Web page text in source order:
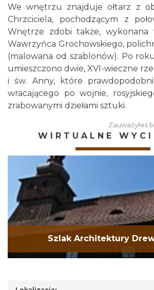
We wnętrzu znajduje ołtarz z
Chrzciciela, pochodzącym z
Wnętrze zdobi także, wykonana
Wawrzyńca Grochowskiego,
(malowana od szablonów). Po
umieszczono dwie, XVI-wieczne
i św. Anny, które
wracającego po wojnie,
zrabowanymi dziełami sztuki.
Zauważyłeś
WIRTUALNE
Szlak Architektury